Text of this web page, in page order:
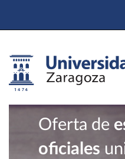
Oferta de
oficiales